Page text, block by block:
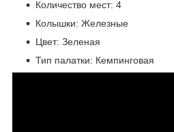
Количество мест: 4
Колышки: Железные
Цвет: Зеленая
Тип палатки: Кемпинговая